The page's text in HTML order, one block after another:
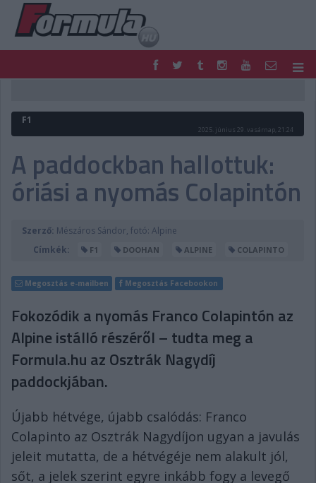
FORMULA
MOTOR
PODCAST
SHOP
LIVE
TIPPJÁTÉK
DIGITÁLIS MAGAZIN
PONTÁLLÁSOK
F1
2025. június 29. vasárnap, 21:24
A paddockban hallottuk:
óriási a nyomás Colapintón
Szerző: Mészáros Sándor, fotó: Alpine
Címkék:
F1 DOOHAN ALPINE COLAPINTO
Megosztás e-mailben Megosztás Facebookon
Fokozódik a nyomás Franco Colapintón az
Alpine istálló részéről – tudta meg a
Formula.hu az Osztrák Nagydíj
paddockjában.
Újabb hétvége, újabb csalódás: Franco
Colapinto az Osztrák Nagydíjon ugyan a javulás
jeleit mutatta, de a hétvégéje nem alakult jól,
sőt, a jelek szerint egyre inkább fogy a levegő